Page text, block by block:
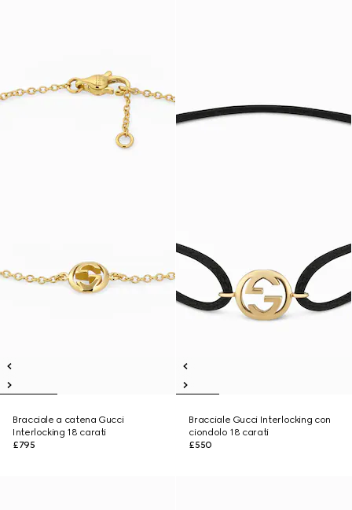
Bracciale a catena Gucci
Interlocking 18 carati
£795
Bracciale Gucci Interlocking con
ciondolo 18 carati
£550